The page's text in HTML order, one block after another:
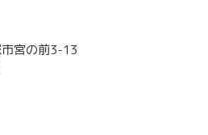
宮の前3-13